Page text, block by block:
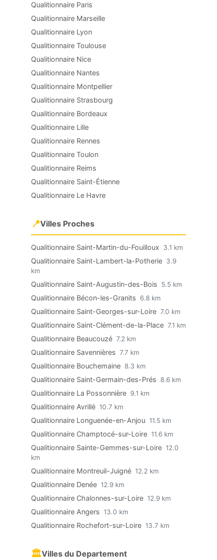
Qualitionnaire Paris
Qualitionnaire Marseille
Qualitionnaire Lyon
Qualitionnaire Toulouse
Qualitionnaire Nice
Qualitionnaire Nantes
Qualitionnaire Montpellier
Qualitionnaire Strasbourg
Qualitionnaire Bordeaux
Qualitionnaire Lille
Qualitionnaire Rennes
Qualitionnaire Toulon
Qualitionnaire Reims
Qualitionnaire Saint-Étienne
Qualitionnaire Le Havre
📍Villes Proches
Qualitionnaire Saint-Martin-du-Fouilloux 3.1 km
Qualitionnaire Saint-Lambert-la-Potherie 3.9
km
Qualitionnaire Saint-Augustin-des-Bois 5.5 km
Qualitionnaire Bécon-les-Granits 6.8 km
Qualitionnaire Saint-Georges-sur-Loire 7.0 km
Qualitionnaire Saint-Clément-de-la-Place 7.1 km
Qualitionnaire Beaucouzé 7.2 km
Qualitionnaire Savennières 7.7 km
Qualitionnaire Bouchemaine 8.3 km
Qualitionnaire Saint-Germain-des-Prés 8.6 km
Qualitionnaire La Possonnière 9.1 km
Qualitionnaire Avrillé 10.7 km
Qualitionnaire Longuenée-en-Anjou 11.5 km
Qualitionnaire Champtocé-sur-Loire 11.6 km
Qualitionnaire Sainte-Gemmes-sur-Loire 12.0
km
Qualitionnaire Montreuil-Juigné 12.2 km
Qualitionnaire Denée 12.9 km
Qualitionnaire Chalonnes-sur-Loire 12.9 km
Qualitionnaire Angers 13.0 km
Qualitionnaire Rochefort-sur-Loire 13.7 km
🏛Villes du Departement